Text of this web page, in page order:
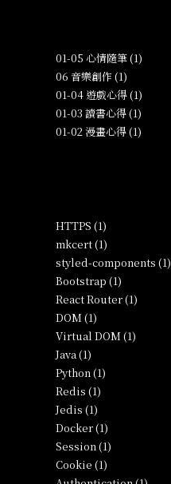
01-05 心情隨筆 (1)
06 音樂創作 (1)
01-04 遊戲心得 (1)
01-03 讀書心得 (1)
01-02 漫畫心得 (1)
HTTPS (1)
mkcert (1)
styled-components (1)
Bootstrap (1)
React Router (1)
DOM (1)
Virtual DOM (1)
Java (1)
Python (1)
Redis (1)
Jedis (1)
Docker (1)
Session (1)
Cookie (1)